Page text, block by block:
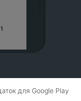
для Google Play